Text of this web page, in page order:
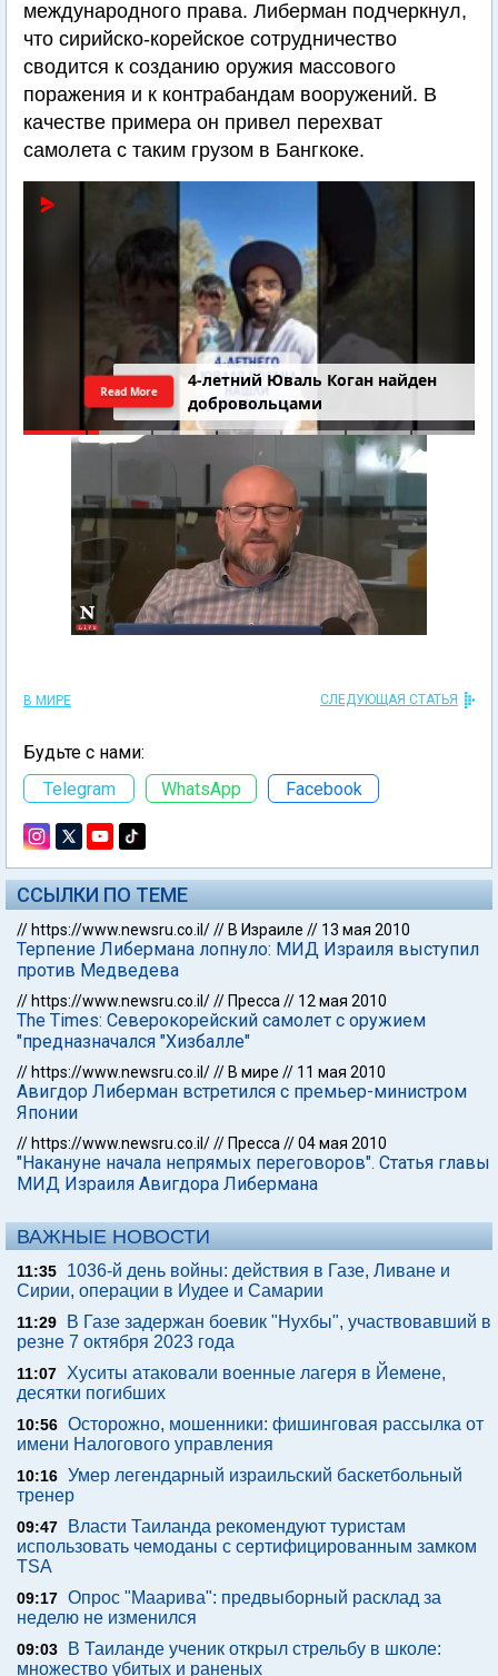
международного права. Либерман подчеркнул,
что сирийско-корейское сотрудничество
сводится к созданию оружия массового
поражения и к контрабандам вооружений. В
качестве примера он привел перехват
самолета с таким грузом в Бангкоке.
4-летний Юваль Коган найден
добровольцами
Read More
В МИРЕ СЛЕДУЮЩАЯ СТАТЬЯ
Будьте с нами:
Telegram
WhatsApp Facebook
ССЫЛКИ ПО ТЕМЕ
// https://www.newsru.co.il/// В Израиле // 13 мая 2010
Терпение Либермана лопнуло: МИД Израиля выступил
против Медведева
// https://www.newsru.co.il/// Пресса // 12 мая 2010
The Times: Северокорейский самолет с оружием
"предназначался "Хизбалле"
// https://www.newsru.co.il/// В мире // 11 мая 2010
Авигдор Либерман встретился с премьер-министром
Японии
// https://www.newsru.co.il/// Пресса //04 мая 2010
"Накануне начала непрямых переговоров". Статья главы
МИД Израиля Авигдора Либермана
ВАЖНЫЕ НОВОСТИ
11:35
1036-й день войны: действия в Газе, Ливане и
Сирии, операции в Иудее и Самарии
11:29
В Газе задержан боевик "Нухбы", участвовавший в
резне 7 октября 2023 года
11:07
Хуситы атаковали военные лагеря в Йемене,
десятки погибших
10:56 Осторожно, мошенники: фишинговая рассылка от
имени Налогового управления
10:16 Умер легендарный израильский баскетбольный
тренер
09:47
Власти Таиланда рекомендуют туристам
использовать чемоданы с сертифицированным замком
TSA
09:17 Опрос "Mаарива": предвыборный расклад за
неделю не изменился
09:03
В Таиланде ученик открыл стрельбу в школе:
множество убитых и раненых